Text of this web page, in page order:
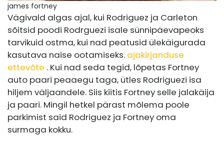
james fortney
Vägivald algas ajal, kui Rodriguez ja Carleton
sõitsid poodi Rodrguezi isale sünnipäevapeoks
tarvikuid ostma, kui nad peatusid ülekäigurada
kasutava naise ootamiseks. ajakirjanduse
ettevõte . Kui nad seda tegid, lõpetas Fortney
auto paari peaaegu taga, ütles Rodriguezi isa
hiljem väljaandele. Siis kiitis Fortney selle jalakäija
ja paari. Mingil hetkel pärast mõlema poole
parkimist said Rodriguez ja Fortney oma
surmaga kokku.